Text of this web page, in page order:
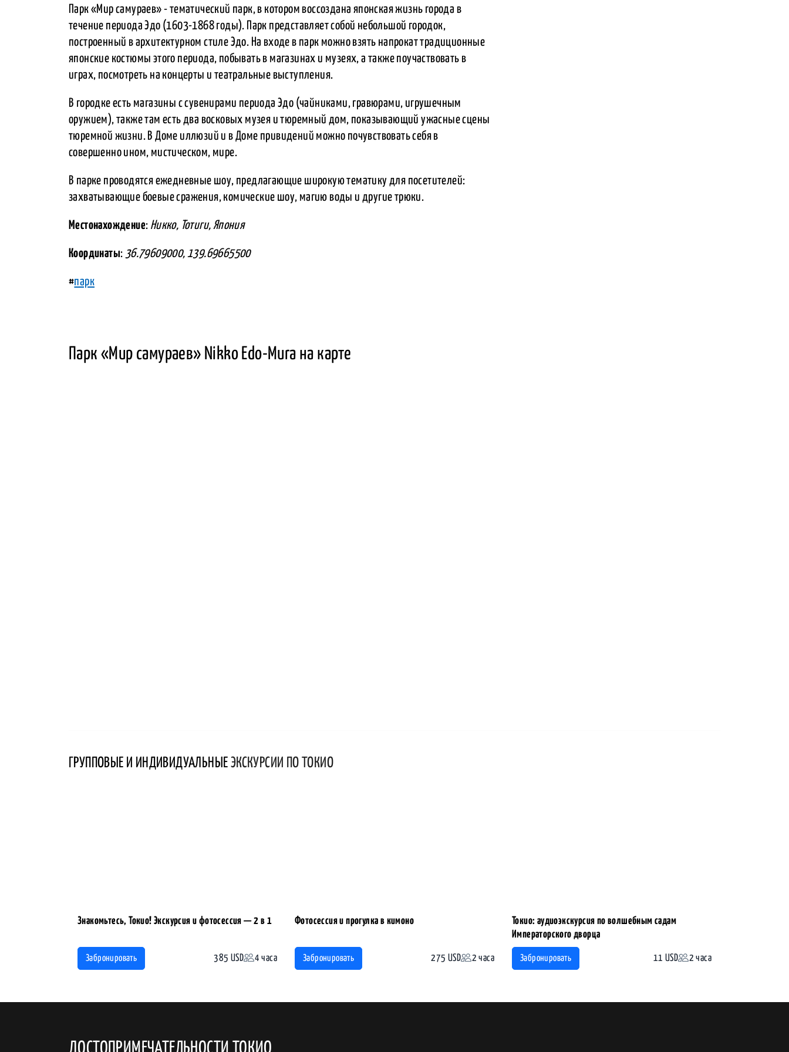
Парк «Мир самураев» - тематический парк, в котором воссоздана японская жизнь города в
течение периода Эдо (1603-1868 годы). Парк представляет собой небольшой городок,
построенный в архитектурном стиле Эдо. На входе в парк можно взять напрокат традиционные
японские костюмы этого периода, побывать в магазинах и музеях, а также поучаствовать в
играх, посмотреть на концерты и театральные выступления.
В городке есть магазины с сувенирами периода Эдо (чайниками, гравюрами, игрушечным
оружием), также там есть два восковых музея и тюремный дом, показывающий ужасные сцены
тюремной жизни. В Доме иллюзий и в Доме привидений можно почувствовать себя в
совершенно ином, мистическом, мире.
В парке проводятся ежедневные шоу, предлагающие широкую тематику для посетителей:
захватывающие боевые сражения, комические шоу, магию воды и другие трюки.
Местонахождение: Никко, Тотиги, Япония
Координаты: 36.79609000, 139.69665500
#парк
Парк «Мир самураев» Nikko Edo-Mura на карте
ГРУППОВЫЕ И ИНДИВИДУАЛЬНЫЕ ЭКСКУРСИИ ПО ТОКИО
Знакомьтесь, Токио! Экскурсия и фотосессия — 2 в 1
Забронировать 385 USD 4 часа
Фотосессия и прогулка в кимоно
Забронировать 275 USD 2 часа
Токио: аудиоэкскурсия по волшебным садам
Императорского дворца
Забронировать 11 USD 2 часа